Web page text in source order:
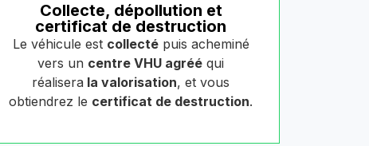
Collecte, dépollution et
certificat de destruction
Le véhicule est collectépuis acheminé
vers un centre VHU agréé qui
réalisera la valorisation, et vous
obtiendrez le certificat de destruction.